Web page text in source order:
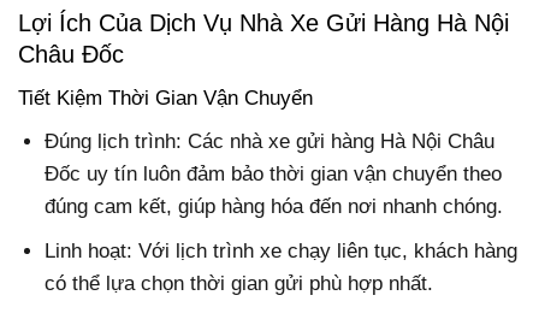
Lợi Ích Của Dịch Vụ Nhà Xe Gửi Hàng Hà Nội
Châu Đốc
Tiết Kiệm Thời Gian Vận Chuyển
Đúng lịch trình: Các nhà xe gửi hàng Hà Nội Châu
Đốc uy tín luôn đảm bảo thời gian vận chuyển theo
đúng cam kết, giúp hàng hóa đến nơi nhanh chóng.
Linh hoạt: Với lịch trình xe chạy liên tục, khách hàng
có thể lựa chọn thời gian gửi phù hợp nhất.